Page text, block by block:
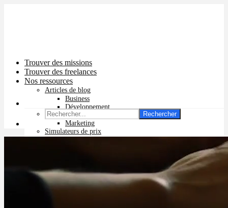
Trouver des missions
Trouver des freelances
Nos ressources
Articles de blog
Business
Développement
Graphisme
Marketing
Simulateurs de prix
Prix pub Instagram
Prix logiciel
Prix chatbot
Rechercher